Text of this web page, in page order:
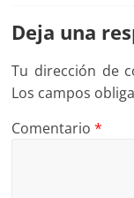
Deja una
Tu dirección de
Los campos
Comentario*